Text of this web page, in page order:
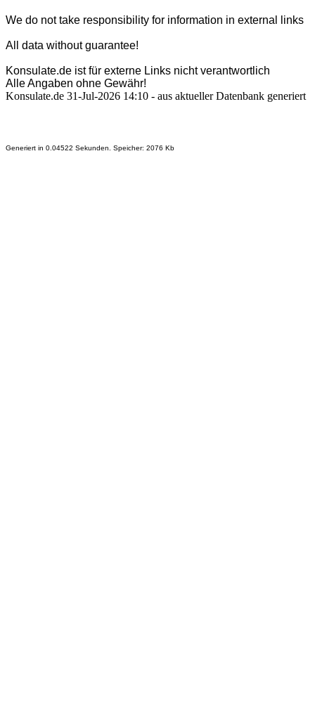
We do not take responsibility for information in external links
All data without guarantee!
Konsulate.de ist für externe Links nicht verantwortlich
Alle Angaben ohne Gewähr!
Konsulate.de 31-Jul-2026 14:10 - aus aktueller Datenbank generiert
Generiert in 0.04522 Sekunden. Speicher: 2076 Kb